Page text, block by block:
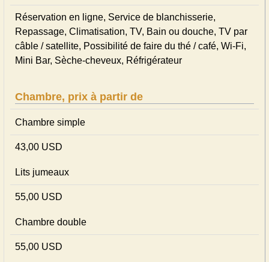
Réservation en ligne, Service de blanchisserie,
Repassage, Climatisation, TV, Bain ou douche, TV par
câble / satellite, Possibilité de faire du thé / café, Wi-Fi,
Mini Bar, Sèche-cheveux, Réfrigérateur
Chambre, prix à partir de
Chambre simple
43,00 USD
Lits jumeaux
55,00 USD
Chambre double
55,00 USD